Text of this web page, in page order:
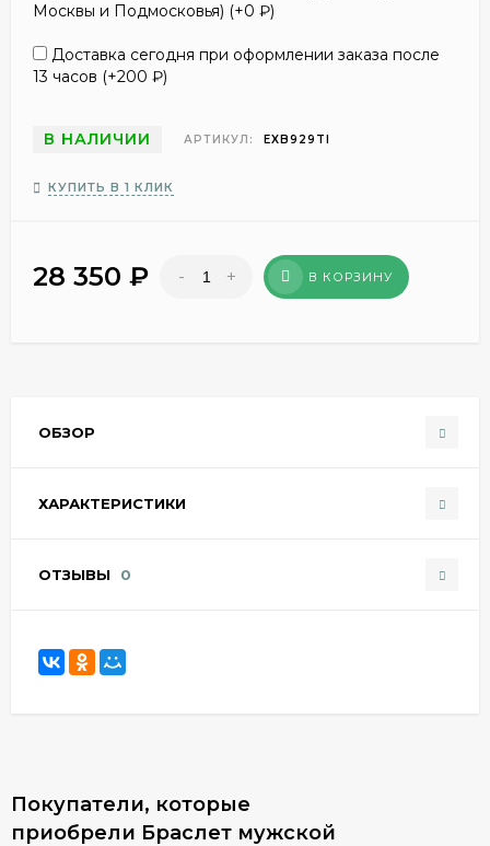
Москвы и Подмосковья) (+0 ₽)
Доставка сегодня при оформлении заказа после
13 часов (+200 ₽)
В НАЛИЧИИ АРТИКУЛ: EXB929TI
КУПИТЬ В 1 КЛИК
28 350 ₽ - + В КОРЗИНУ
ОБЗОР
ХАРАКТЕРИСТИКИ
ОТЗЫВЫ 0
Покупатели, которые
приобрели Браслет мужской